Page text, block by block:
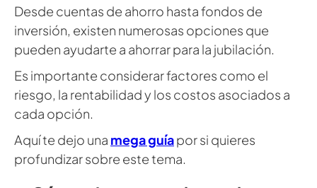
Desde cuentas de ahorro hasta fondos de
inversión, existen numerosas opciones que
pueden ayudarte a ahorrar para la jubilación.
Es importante considerar factores como el
riesgo, la rentabilidad y los costos asociados a
cada opción.
Aquí te dejo una mega guíapor si quieres
profundizar sobre este tema.